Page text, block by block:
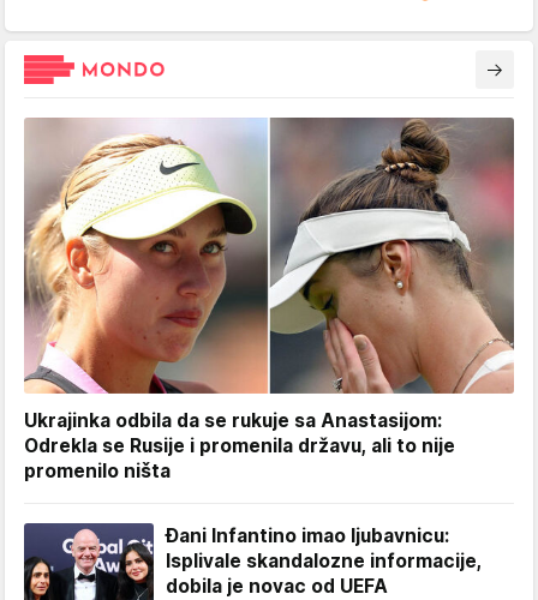
Ukrajinka odbila da se rukuje sa Anastasijom:
Odrekla se Rusije i promenila državu, ali to nije
promenilo ništa
Đani Infantino imao ljubavnicu:
Isplivale skandalozne informacije,
dobila je novac od UEFA